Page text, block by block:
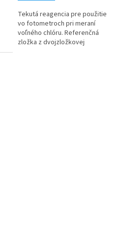
Tekutá reagencia pre použitie
vo fotometroch pri meraní
voľného chlóru. Referenčná
zložka z dvojzložkovej